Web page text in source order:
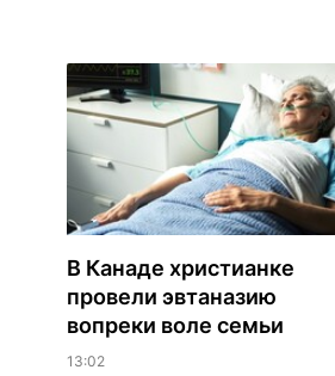
В Канаде христианке
провели эвтаназию
вопреки воле семьи
13:02